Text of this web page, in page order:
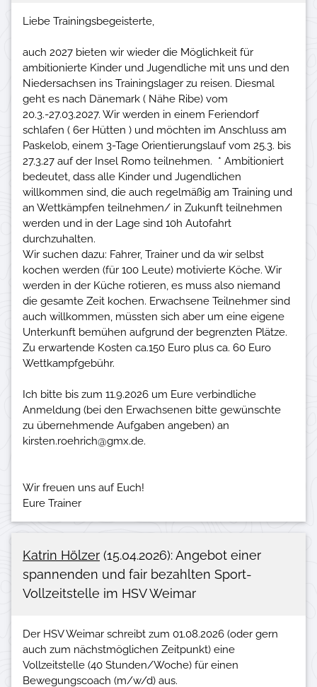
Liebe Trainingsbegeisterte,
auch 2027 bieten wir wieder die Möglichkeit für
ambitionierte Kinder und Jugendliche mit uns und den
Niedersachsen ins Trainingslager zu reisen. Diesmal
geht es nach Dänemark ( Nähe Ribe) vom
20.3.-27.03.2027. Wir werden in einem Feriendorf
schlafen ( 6er Hütten ) und möchten im Anschluss am
Paskelob, einem 3-Tage Orientierungslauf vom 25.3. bis
27.3.27 auf der Insel Romo teilnehmen. * Ambitioniert
bedeutet, dass alle Kinder und Jugendlichen
willkommen sind, die auch regelmäßig am Training und
an Wettkämpfen teilnehmen/ in Zukunft teilnehmen
werden und in der Lage sind 10h Autofahrt
durchzuhalten.
Wir suchen dazu: Fahrer, Trainer und da wir selbst
kochen werden (für 100 Leute) motivierte Köche. Wir
werden in der Küche rotieren, es muss also niemand
die gesamte Zeit kochen. Erwachsene Teilnehmer sind
auch willkommen, müssten sich aber um eine eigene
Unterkunft bemühen aufgrund der begrenzten Plätze.
Zu erwartende Kosten ca.150 Euro plus ca. 60 Euro
Wettkampfgebühr.
Ich bitte bis zum 11.9.2026 um Eure verbindliche
Anmeldung (bei den Erwachsenen bitte gewünschte
zu übernehmende Aufgaben angeben) an
kirsten.roehrich@gmx.de.
Wir freuen uns auf Euch!
Katrin Hölzer (15.04.2026): Angebot einer
spannenden und fair bezahlten Sport-
Vollzeitstelle im HSV Weimar
Der HSV Weimar schreibt zum 01.08.2026 (oder gern
auch zum nächstmöglichen Zeitpunkt) eine
Vollzeitstelle (40 Stunden/​Woche) für einen
Bewegungscoach (m/​w/​d) aus.